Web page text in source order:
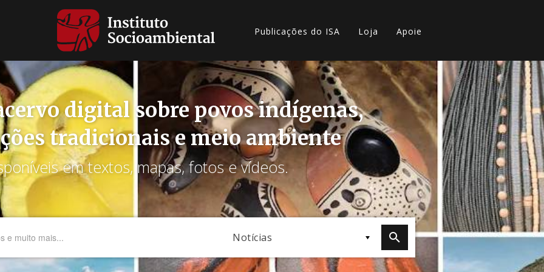
Publicações do ISA Loja Apoie
digital sobre povos indígenas,
tradicionais e meio ambiente
em textos, mapas, fotos e vídeos.
Notícias